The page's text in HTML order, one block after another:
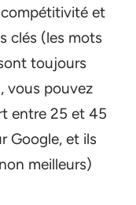
et
clés (les mots
toujours
vous pouvez
entre 25 et 45
Google, et ils
meilleurs)